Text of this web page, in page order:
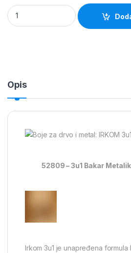
3u1 Bakar Metalik 0.75L (Irkom)
Opis
52809 – 3u1 Bakar Metalik
Irkom 3u1 je unapređena